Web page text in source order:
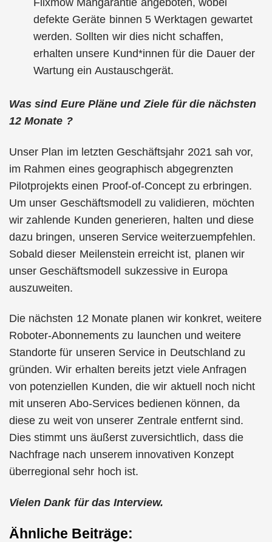
Flixmow Mähgarantie angeboten, wobei
defekte Geräte binnen 5 Werktagen gewartet
werden. Sollten wir dies nicht schaffen,
erhalten unsere Kund*innen für die Dauer der
Wartung ein Austauschgerät.
Was sind Eure Pläne und Ziele für die nächsten
12 Monate ?
Unser Plan im letzten Geschäftsjahr 2021 sah vor,
im Rahmen eines geographisch abgegrenzten
Pilotprojekts einen Proof-of-Concept zu erbringen.
Um unser Geschäftsmodell zu validieren, möchten
wir zahlende Kunden generieren, halten und diese
dazu bringen, unseren Service weiterzuempfehlen.
Sobald dieser Meilenstein erreicht ist, planen wir
unser Geschäftsmodell sukzessive in Europa
auszuweiten.
Die nächsten 12 Monate planen wir konkret, weitere
Roboter-Abonnements zu launchen und weitere
Standorte für unseren Service in Deutschland zu
gründen. Wir erhalten bereits jetzt viele Anfragen
von potenziellen Kunden, die wir aktuell noch nicht
mit unseren Abo-Services bedienen können, da
diese zu weit von unserer Zentrale entfernt sind.
Dies stimmt uns äußerst zuversichtlich, dass die
Nachfrage nach unserem innovativen Konzept
überregional sehr hoch ist.
Vielen Dank für das Interview.
Ähnliche Beiträge: